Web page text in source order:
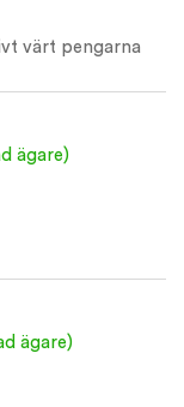
värt pengarna
ägare)
ägare)